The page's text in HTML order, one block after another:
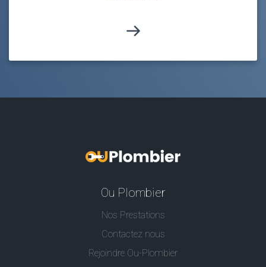
Ou Plombier
Nos Prestations
Contactez nous
Rejoindre Ou-Plombier